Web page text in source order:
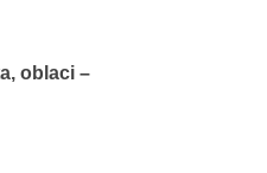
oblaci –